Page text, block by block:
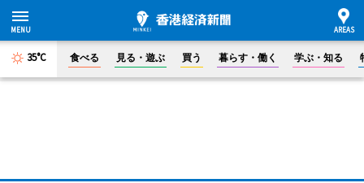
35°C 食べる 見る・遊ぶ 買う 暮らす・働く 学ぶ・知る